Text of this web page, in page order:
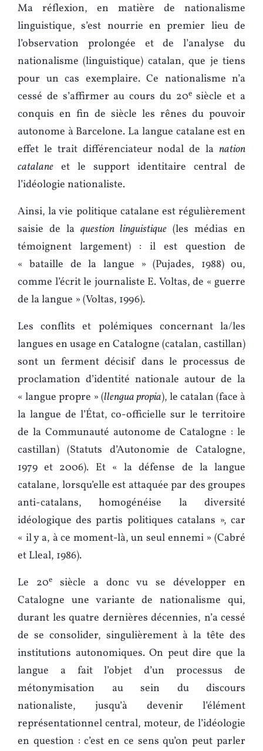
Ma réflexion, en matière de nationalisme
linguistique, s’est nourrie en premier lieu de
l’observation prolongée et de l’analyse du
nationalisme (linguistique) catalan, que je tiens
pour un cas exemplaire. Ce nationalisme n’a
cessé de s’affirmer au cours du 20esiècle et a
conquis en fin de siècle les rênes du pouvoir
autonome à Barcelone. La langue catalane est en
effet le trait différenciateur nodal de la nation
catalane et le support identitaire central de
l’idéologie nationaliste.
Ainsi, la vie politique catalane est régulièrement
saisie de la question linguistique (les médias en
témoignent largement) : il est question de
« bataille de la langue » (Pujades, 1988) ou,
comme l’écrit le journaliste E. Voltas, de « guerre
de la langue » (Voltas, 1996).
Les conflits et polémiques concernant la/les
langues en usage en Catalogne (catalan, castillan)
sont un ferment décisif dans le processus de
proclamation d’identité nationale autour de la
« langue propre » (llengua propia), le catalan (face à
la langue de l’État, co-officielle sur le territoire
de la Communauté autonome de Catalogne : le
castillan) (Statuts d’Autonomie de Catalogne,
1979 et 2006). Et « la défense de la langue
catalane, lorsqu’elle est attaquée par des groupes
anti-catalans, homogénéise la diversité
idéologique des partis politiques catalans », car
« il y a, à ce moment-là, un seul ennemi » (Cabré
et Lleal, 1986).
Le 20e
siècle a donc vu se développer en
Catalogne une variante de nationalisme qui,
durant les quatre dernières décennies, n’a cessé
de se consolider, singulièrement à la tête des
institutions autonomiques. On peut dire que la
langue a fait l’objet d’un processus de
métonymisation au sein du discours
nationaliste, jusqu’à devenir l’élément
représentationnel central, moteur, de l’idéologie
en question : c’est en ce sens qu’on peut parler